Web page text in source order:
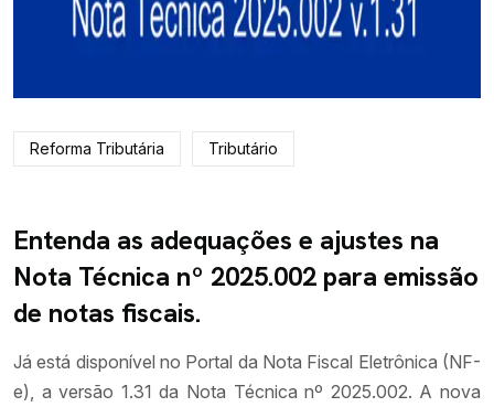
Reforma Tributária Tributário
Entenda as adequações e ajustes na
Nota Técnica nº 2025.002 para emissão
de notas fiscais.
Já está disponível no Portal da Nota Fiscal Eletrônica (NF-
e), a versão 1.31 da Nota Técnica nº 2025.002. A nova